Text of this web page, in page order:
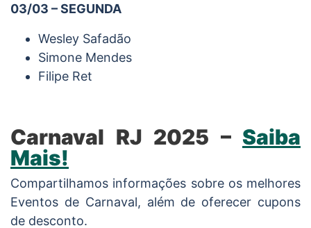
03/03 – SEGUNDA
Wesley Safadão
Simone Mendes
Filipe Ret
Carnaval RJ 2025 – Saiba
Mais!
Compartilhamos informações sobre os melhores
Eventos de Carnaval, além de oferecer cupons
de desconto.